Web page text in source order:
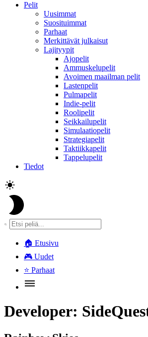
Pelit
Uusimmat
Suosituimmat
Parhaat
Merkittävät julkaisut
Lajityypit
Ajopelit
Ammuskelupelit
Avoimen maailman pelit
Lastenpelit
Pulmapelit
Indie-pelit
Roolipelit
Seikkailupelit
Simulaatiopelit
Strategiapelit
Taktiikkapelit
Tappelupelit
Tiedot
🏠 Etusivu
🎮 Uudet
⭐ Parhaat
Developer: